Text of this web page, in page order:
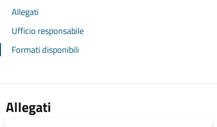
Allegati
Ufficio responsabile
Formati disponibili
Allegati